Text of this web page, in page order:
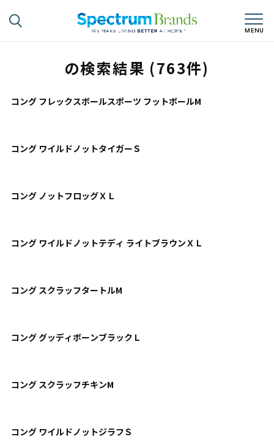
の検索結果 (763件)
コング フレックスボールスポーツ フットボールM
コング ワイルドノットタイガーＳ
コング ノットフロッグＸＬ
コング ワイルドノットテディ ライトブラウンＸＬ
コング スクラッフタートルM
コング グッディボーンブラックＬ
コング スクラッフチキンM
コング ワイルドノットジラフＳ